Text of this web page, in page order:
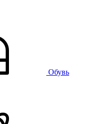
Обувь